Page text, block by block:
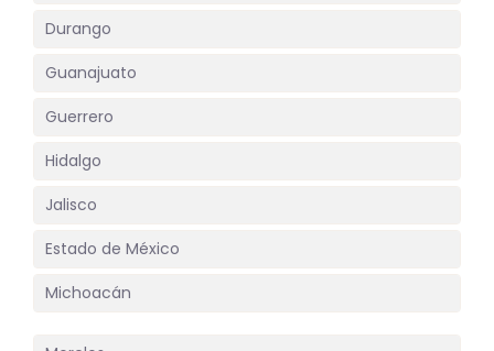
Durango
Guanajuato
Guerrero
Hidalgo
Jalisco
Estado de México
Michoacán